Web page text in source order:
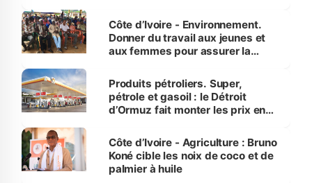
Côte d’Ivoire - Environnement.
Donner du travail aux jeunes et
aux femmes pour assurer la
menacées
Produits pétroliers. Super,
pétrole et gasoil : le Détroit
d’Ormuz fait monter les prix en
Côte d’Ivoire - Agriculture : Bruno
Koné cible les noix de coco et de
palmier à huile